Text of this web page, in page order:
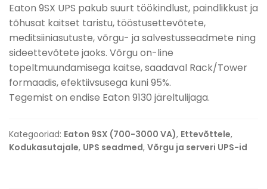
Eaton 9SX UPS pakub suurt töökindlust, paindlikkust ja
tõhusat kaitset taristu, tööstusettevõtete,
meditsiiniasutuste, võrgu- ja salvestusseadmete ning
sideettevõtete jaoks. Võrgu on-line
topeltmuundamisega kaitse, saadaval Rack/Tower
formaadis, efektiivsusega kuni 95%.
Tegemist on endise Eaton 9130 järeltulijaga.
Kategooriad: Eaton 9SX (700-3000 VA), Ettevõttele,
Kodukasutajale, UPS seadmed, Võrgu ja serveri UPS-id